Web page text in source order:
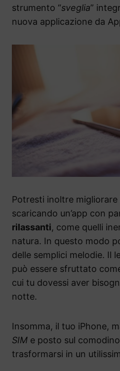
strumento “sveglia”
nuova applicazione da
Potresti inoltre
scaricando un’app con
rilassanti, come quelli
natura. In questo modo
delle semplici melodie. Il
può essere sfruttato
cui tu dovessi aver
notte.
Insomma, il tuo iPhone,
SIM e posto sul
trasformarsi in un